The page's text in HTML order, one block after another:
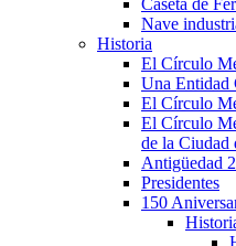
Nave
Historia
El Círculo
Una Entidad
El Círculo
El Círculo
de la Ciudad
Antigüedad
Presidentes
150